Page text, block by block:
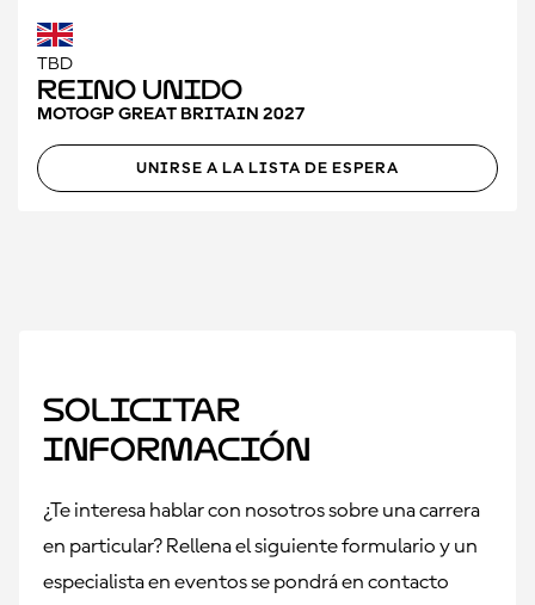
TBD
Reino Unido
MOTOGP GREAT BRITAIN 2027
UNIRSE A LA LISTA DE ESPERA
Solicitar
información
¿Te interesa hablar con nosotros sobre una carrera
en particular? Rellena el siguiente formulario y un
especialista en eventos se pondrá en contacto